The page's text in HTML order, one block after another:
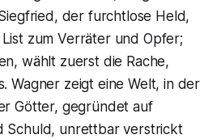
der furchtlose Held,
zum Verräter und Opfer;
wählt zuerst die Rache,
Wagner zeigt eine Welt, in der
Götter, gegründet auf
Schuld, unrettbar verstrickt